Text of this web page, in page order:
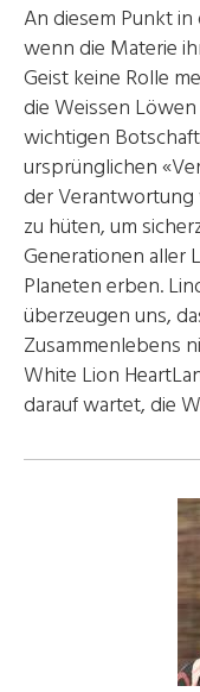
An diesem Punkt
wenn die Materie
Geist keine Rolle
die Weissen
wichtigen
ursprünglichen
der Verantwortung
zu hüten, um
Generationen aller
Planeten erben.
überzeugen uns,
Zusammenlebens
White Lion
darauf wartet, die